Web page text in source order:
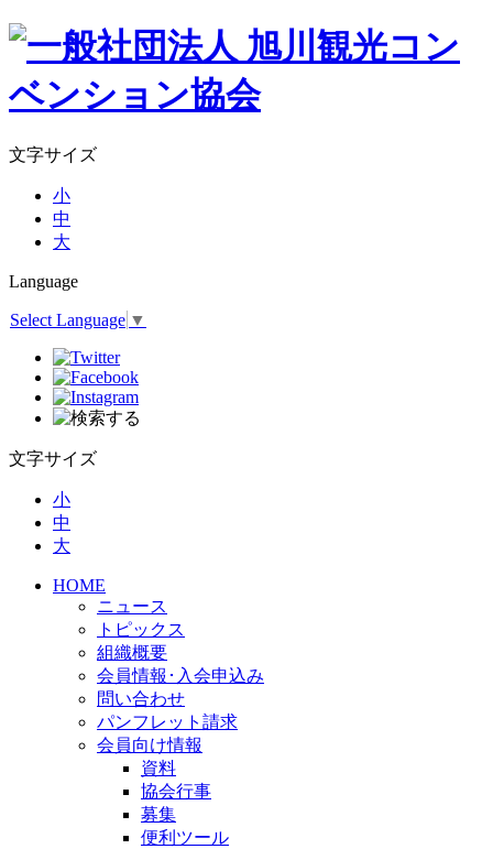
文字サイズ
小
中
大
Language
Select Language ▼
文字サイズ
小
中
大
HOME
ニュース
トピックス
組織概要
会員情報･入会申込み
問い合わせ
パンフレット請求
会員向け情報
資料
協会行事
募集
便利ツール